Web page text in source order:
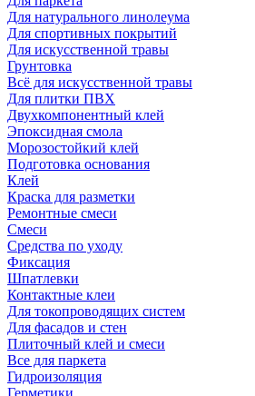
Для натурального линолеума
Для спортивных покрытий
Для искусственной травы
Грунтовка
Всё для искусственной травы
Для плитки ПВХ
Двухкомпонентный клей
Эпоксидная смола
Морозостойкий клей
Подготовка основания
Клей
Краска для разметки
Ремонтные смеси
Смеси
Средства по уходу
Фиксация
Шпатлевки
Контактные клеи
Для токопроводящих систем
Для фасадов и стен
Плиточный клей и смеси
Все для паркета
Гидроизоляция
Герметики